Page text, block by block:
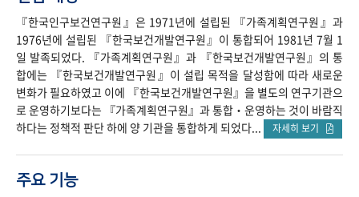
『한국인구보건연구원』은 1971년에 설립된 『가족계획연구원』과
1976년에 설립된 『한국보건개발연구원』이 통합되어 1981년 7월 1
일 발족되었다. 『가족계획연구원』과 『한국보건개발연구원』의 통
합에는 『한국보건개발연구원』이 설립 목적을 달성함에 따라 새로운
변화가 필요하였고 이에 『한국보건개발연구원』을 별도의 연구기관으
로 운영하기보다는 『가족계획연구원』과 통합‧운영하는 것이 바람직
하다는 정책적 판단 하에 양 기관을 통합하게 되었다...
자세히 보기
주요 기능